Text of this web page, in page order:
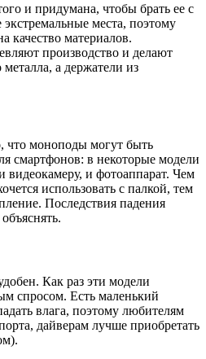
и придумана, чтобы брать ее с
места, поэтому
качество материалов.
производство и делают
а держатели из
что моноподы могут быть
смартфонов: в некоторые модели
видеокамеру, и фотоаппарат. Чем
использовать с палкой, тем
Последствия падения
Как раз эти модели
спросом. Есть маленький
влага, поэтому любителям
дайверам лучше приобретать